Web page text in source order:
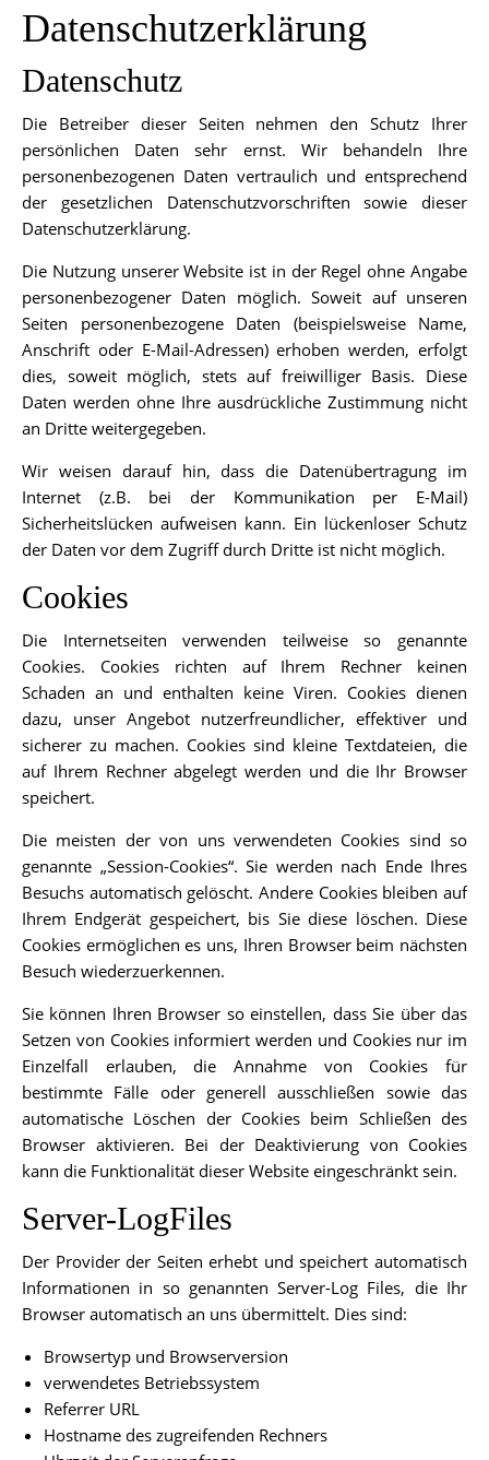
Datenschutzerklärung
Datenschutz
Die Betreiber dieser Seiten nehmen den Schutz Ihrer
persönlichen Daten sehr ernst. Wir behandeln Ihre
personenbezogenen Daten vertraulich und entsprechend
der gesetzlichen Datenschutzvorschriften sowie dieser
Datenschutzerklärung.
Die Nutzung unserer Website ist in der Regel ohne Angabe
personenbezogener Daten möglich. Soweit auf unseren
Seiten personenbezogene Daten (beispielsweise Name,
Anschrift oder E-Mail-Adressen) erhoben werden, erfolgt
dies, soweit möglich, stets auf freiwilliger Basis. Diese
Daten werden ohne Ihre ausdrückliche Zustimmung nicht
an Dritte weitergegeben.
Wir weisen darauf hin, dass die Datenübertragung im
Internet (z.B. bei der Kommunikation per E-Mail)
Sicherheitslücken aufweisen kann. Ein lückenloser Schutz
der Daten vor dem Zugriff durch Dritte ist nicht möglich.
Cookies
Die Internetseiten verwenden teilweise so genannte
Cookies. Cookies richten auf Ihrem Rechner keinen
Schaden an und enthalten keine Viren. Cookies dienen
dazu, unser Angebot nutzerfreundlicher, effektiver und
sicherer zu machen. Cookies sind kleine Textdateien, die
auf Ihrem Rechner abgelegt werden und die Ihr Browser
speichert.
Die meisten der von uns verwendeten Cookies sind so
genannte „Session-Cookies“. Sie werden nach Ende Ihres
Besuchs automatisch gelöscht. Andere Cookies bleiben auf
Ihrem Endgerät gespeichert, bis Sie diese löschen. Diese
Cookies ermöglichen es uns, Ihren Browser beim nächsten
Besuch wiederzuerkennen.
Sie können Ihren Browser so einstellen, dass Sie über das
Setzen von Cookies informiert werden und Cookies nur im
Einzelfall erlauben, die Annahme von Cookies für
bestimmte Fälle oder generell ausschließen sowie das
automatische Löschen der Cookies beim Schließen des
Browser aktivieren. Bei der Deaktivierung von Cookies
kann die Funktionalität dieser Website eingeschränkt sein.
Server-LogFiles
Der Provider der Seiten erhebt und speichert automatisch
Informationen in so genannten Server-Log Files, die Ihr
Browser automatisch an uns übermittelt. Dies sind:
Browsertyp und Browserversion
verwendetes Betriebssystem
Referrer URL
Hostname des zugreifenden Rechners